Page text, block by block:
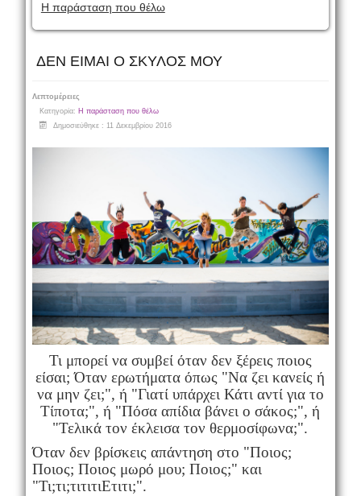
Η παράσταση που θέλω
ΔΕΝ ΕΙΜΑΙ Ο ΣΚΥΛΟΣ ΜΟΥ
Λεπτομέρειες
Κατηγορία: Η παράσταση που θέλω
Δημοσιεύθηκε : 11 Δεκεμβρίου 2016
Τι μπορεί να συμβεί όταν δεν ξέρεις ποιος
είσαι; Όταν ερωτήματα όπως "Να ζει κανείς ή
να μην ζει;", ή "Γιατί υπάρχει Κάτι αντί για το
Τίποτα;", ή "Πόσα απίδια βάνει ο σάκος;", ή
"Τελικά τον έκλεισα τον θερμοσίφωνα;".
Όταν δεν βρίσκεις απάντηση στο "Ποιος;
Ποιος; Ποιος μωρό μου; Ποιος;" και
"Τι;τι;τιτιτιΕτιτι;".